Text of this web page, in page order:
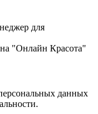
для
"Онлайн Красота"
данных
.